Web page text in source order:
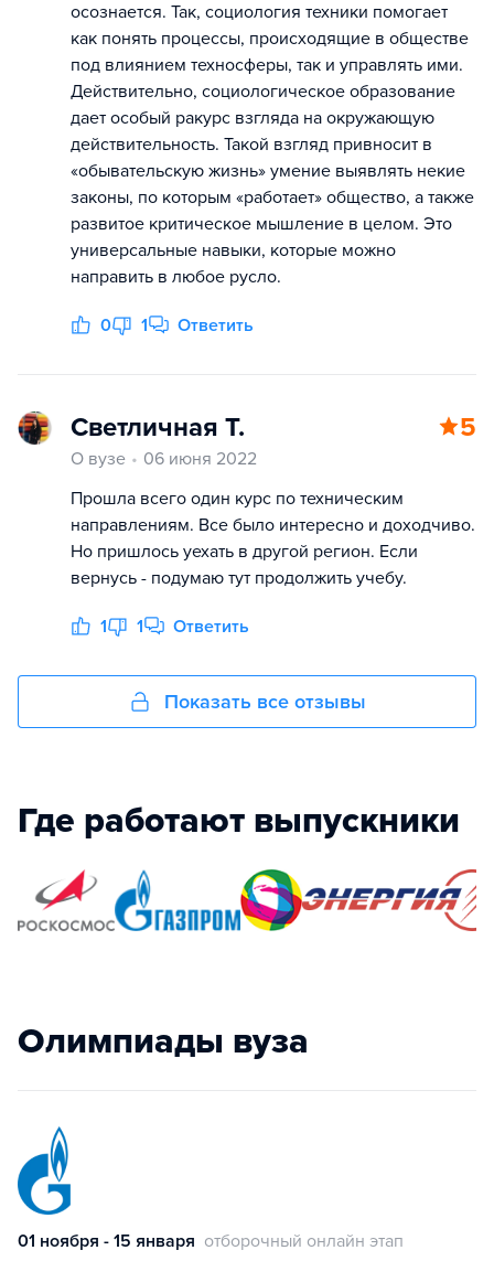
осознается. Так, социология техники помогает
как понять процессы, происходящие в обществе
под влиянием техносферы, так и управлять ими.
Действительно, социологическое образование
дает особый ракурс взгляда на окружающую
действительность. Такой взгляд привносит в
«обывательскую жизнь» умение выявлять некие
законы, по которым «работает» общество, а также
развитое критическое мышление в целом. Это
универсальные навыки, которые можно
направить в любое русло.
0 1 Ответить
Светличная Т. 5
О вузе
06 июня 2022
Прошла всего один курс по техническим
направлениям. Все было интересно и доходчиво.
Но пришлось уехать в другой регион. Если
вернусь - подумаю тут продолжить учебу.
1 1 Ответить
Показать все отзывы
Где работают выпускники
Олимпиады вуза
01 ноября - 15 января отборочный онлайн этап